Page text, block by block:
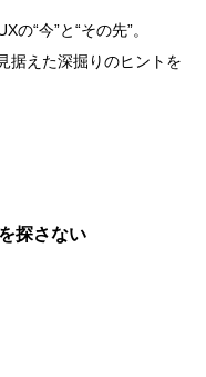
“今”と“その先”。
据えた深掘りのヒントを
探さない